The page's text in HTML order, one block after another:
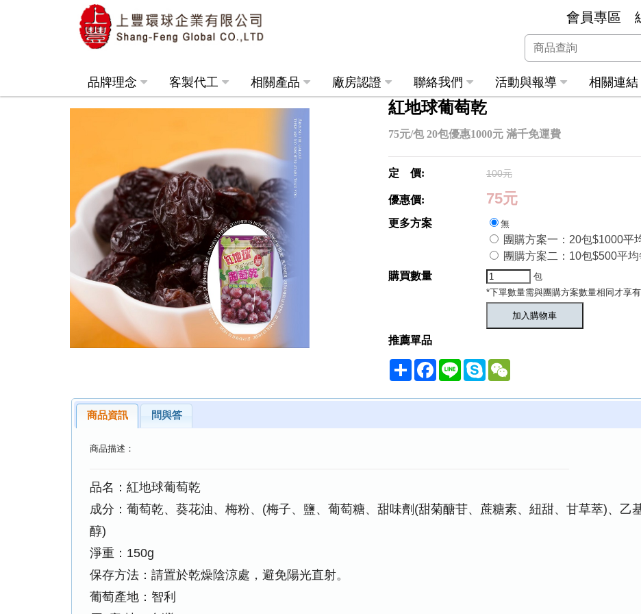
會員專區
品牌理念 客製代工 相關產品 廠房認證 聯絡我們 活動與報導 相關連結
紅地球葡萄乾
75元/包 20包優惠1000元 滿千免運費
定 價: 100元
優惠價: 75元
更多方案 無
團購方案一：20包$1000平
團購方案二：10包$500平
購買數量
包
*下單數量需與團購方案數量相同才享
推薦單品
ShareFacebook
Line SkypeWeChat
商品資訊 問與答
商品描述：
品名：紅地球葡萄乾
成分：葡萄乾、葵花油、梅粉、(梅子、鹽、葡萄糖、甜味劑(甜菊醣苷、蔗糖素、紐甜、甘草萃)、乙
醇)
淨重：150g
保存方法：請置於乾燥陰涼處，避免陽光直射。
葡萄產地：智利